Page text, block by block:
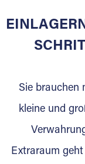
Sie bieten
für die
Ihre
Digitale
Sie brauchen
kleine und
Extraraum